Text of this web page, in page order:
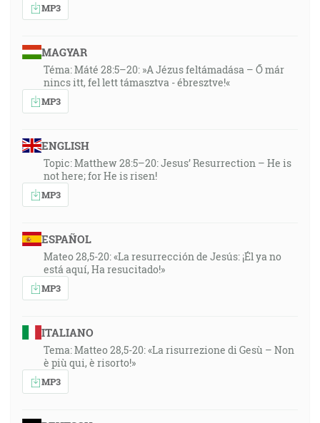
MP3
MAGYAR
Téma: Máté 28:5–20: »A Jézus feltámadása – Ő már
nincs itt, fel lett támasztva - ébresztve!«
MP3
ENGLISH
Topic: Matthew 28:5–20: Jesus’ Resurrection – He is
not here; for He is risen!
MP3
ESPAÑOL
Mateo 28,5-20: «La resurrección de Jesús: ¡Él ya no
está aquí, Ha resucitado!»
MP3
ITALIANO
Tema: Matteo 28,5-20: «La risurrezione di Gesù – Non
è più qui, è risorto!»
MP3